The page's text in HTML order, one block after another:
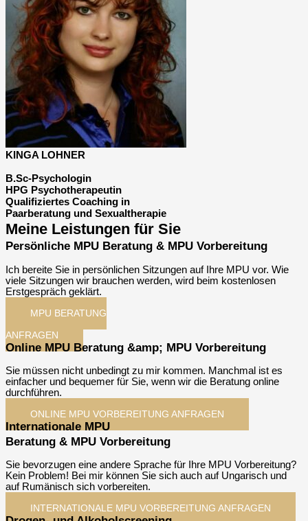
KINGA LOHNER
B.Sc-Psychologin
HPG Psychotherapeutin
Qualifiziertes Coaching in
Paarberatung und Sexualtherapie
Meine Leistungen für Sie
Persönliche MPU Beratung & MPU Vorbereitung
Ich bereite Sie in persönlichen Sitzungen auf Ihre MPU vor. Wie
viele Sitzungen wir brauchen werden, wird beim kostenlosen
Erstgespräch geklärt.
MPU BERATUNG
ANFRAGEN
Online MPU Beratung &amp; MPU Vorbereitung
Sie müssen nicht unbedingt zu mir kommen. Manchmal ist es
einfacher und bequemer für Sie, wenn wir die Beratung online
durchführen.
ONLINE MPU VORBEREITUNG ANFRAGEN​
Internationale MPU
Beratung & MPU Vorbereitung
Sie bevorzugen eine andere Sprache für Ihre MPU Vorbereitung?
Kein Problem! Bei mir können Sie sich auch auf Ungarisch und
auf Rumänisch sich vorbereiten.
INTERNATIONALE MPU VORBEREITUNG ANFRAGEN​